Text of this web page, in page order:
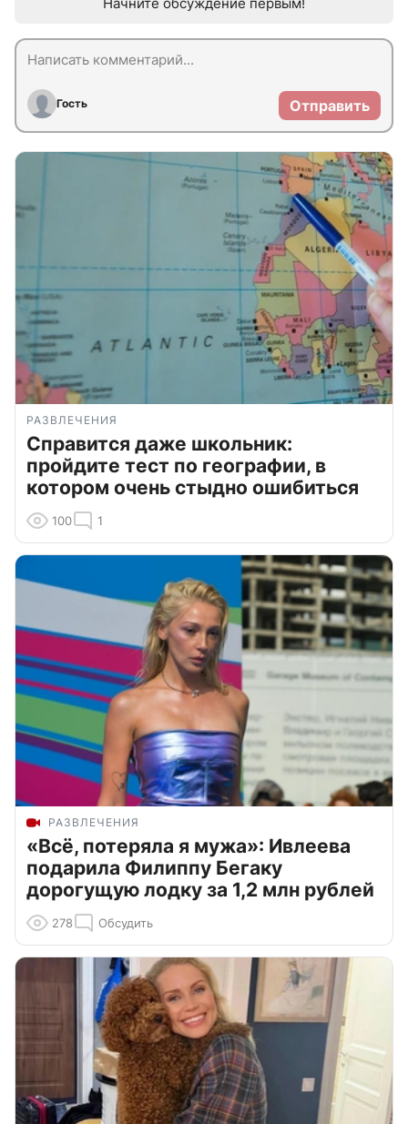
Гость Отправить
РАЗВЛЕЧЕНИЯ
Справится даже школьник:
пройдите тест по географии, в
котором очень стыдно ошибиться
100 1
РАЗВЛЕЧЕНИЯ
«Всё, потеряла я мужа»: Ивлеева
подарила Филиппу Бегаку
дорогущую лодку за 1,2 млн рублей
278 Обсудить